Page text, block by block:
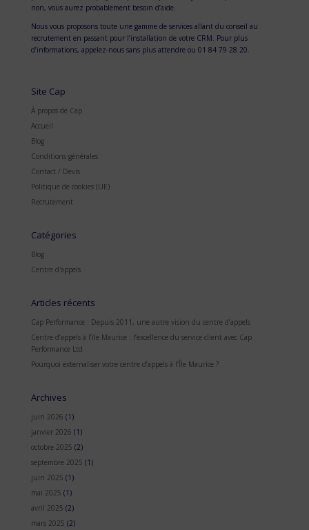
non, vous aurez probablement besoin d’aide.
Nous vous proposons toute une gamme de services allant du conseil au
recrutement en passant pour l’installation de votre CRM. Pour plus
d’informations, appelez-nous sans plus attendre ou 01 84 79 28 20.
Site Cap
À propos de Cap
Accueil
Blog
Conditions générales
Contact / Devis
Politique de cookies (UE)
Recrutement
Catégories
Blog
Centre d'appels
Articles récents
Cap Performance : Depuis 2011, une autre vision du centre d’appels
Centre d’appels à l’île Maurice : l’excellence du service client avec Cap
Performance Ltd
Pourquoi externaliser votre centre d’appels à l’Île Maurice ?
Archives
juin 2026 (1)
janvier 2026 (1)
octobre 2025 (2)
septembre 2025 (1)
juin 2025 (1)
mai 2025 (1)
avril 2025 (2)
mars 2025 (2)